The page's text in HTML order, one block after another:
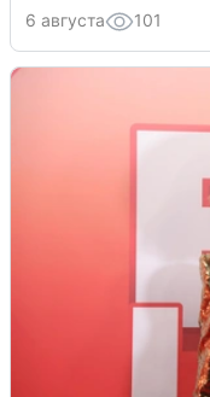
6 августа 101